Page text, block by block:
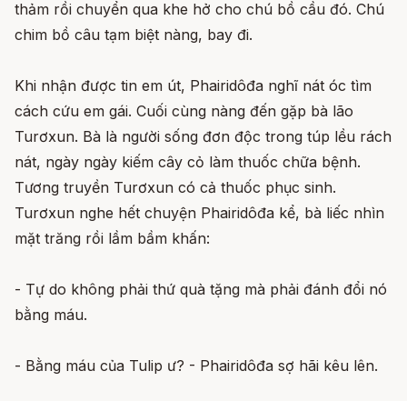
thảm rồi chuyển qua khe hở cho chú bồ cầu đó. Chú
chim bồ câu tạm biệt nàng, bay đi.
Khi nhận được tin em út, Phairidôđa nghĩ nát óc tìm
cách cứu em gái. Cuối cùng nàng đến gặp bà lão
Turơxun. Bà là người sống đơn độc trong túp lều rách
nát, ngày ngày kiếm cây cỏ làm thuốc chữa bệnh.
Tương truyền Turơxun có cả thuốc phục sinh.
Turơxun nghe hết chuyện Phairidôđa kể, bà liếc nhìn
mặt trăng rồi lầm bầm khấn:
- Tự do không phải thứ quà tặng mà phải đánh đổi nó
bằng máu.
- Bằng máu của Tulip ư? - Phairidôđa sợ hãi kêu lên.